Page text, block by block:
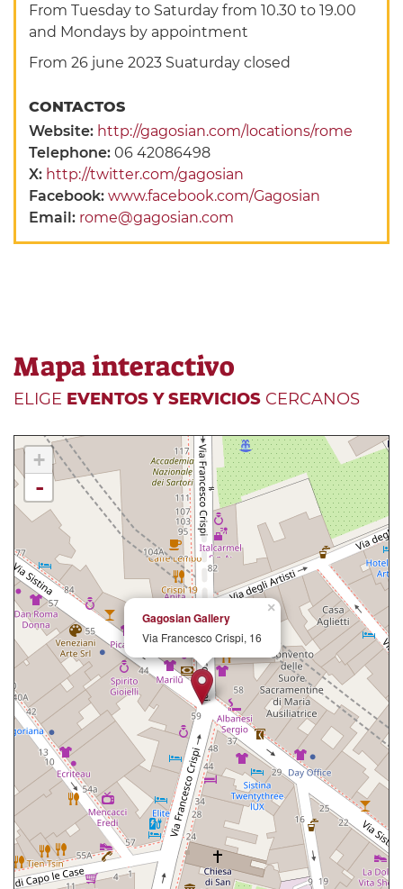
From Tuesday to Saturday from 10.30 to 19.00
and Mondays by appointment
From 26 june 2023 Suaturday closed
CONTACTOS
Website: http://gagosian.com/locations/rome
Telephone:06 42086498
X: http://twitter.com/gagosian
Facebook:www.facebook.com/Gagosian
Email: rome@gagosian.com
Mapa interactivo
ELIGE EVENTOS Y SERVICIOS CERCANOS
×
Gagosian Gallery
Via Francesco Crispi, 16
+
-